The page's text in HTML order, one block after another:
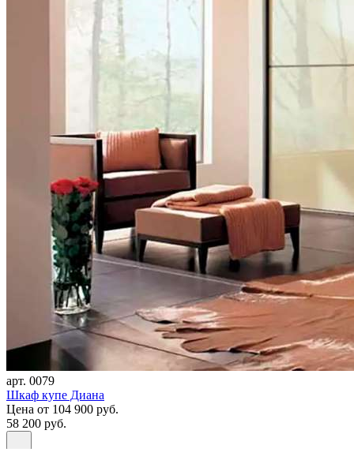
арт. 0079
Шкаф купе Диана
Цена от 104 900 руб.
58 200 руб.